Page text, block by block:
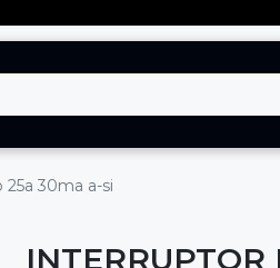
30ma a-si
INTERRUPTOR